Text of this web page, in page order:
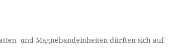
und Magnebandeinheiten dürften sich auf